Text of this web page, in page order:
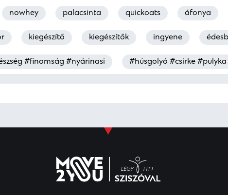
nowhey palacsinta quickoats áfonya
kiegészítő kiegészítők ingyene
#finomság #nyárinasi #húsgolyó #csirke